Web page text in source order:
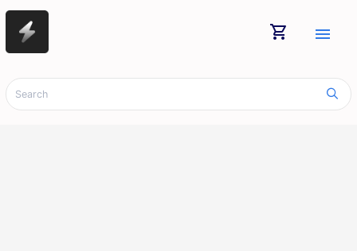
shopping_cart menu